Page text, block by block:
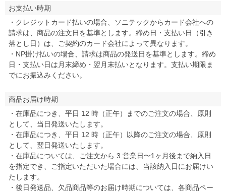
お支払い時期
・クレジットカード払いの場合、ソニテックからカード会社への
請求は、商品の注文日を基準とします。締め日・支払い日（引き
落とし日）は、ご契約のカード会社によって異なります。
・NP掛け払いの場合、請求は商品の発送日を基準とします。締め
日・支払い日は月末締め・翌月末払いとなります。支払い期限ま
でにお振込みください。
商品お届け時期
・在庫品につき、平日 12 時（正午）までのご注文の場合、原則
として、当日発送いたします。
・在庫品につき、平日 12 時（正午）以降のご注文の場合、原則
として、翌日発送いたします。
・在庫品については、ご注文から 3 営業日〜1ヶ月後まで納入日
を指定でき、ご指定いただいた場合には、当該納入日にお届けい
たします。
・後日発送品、欠品商品等のお届け時期については、各商品ペー